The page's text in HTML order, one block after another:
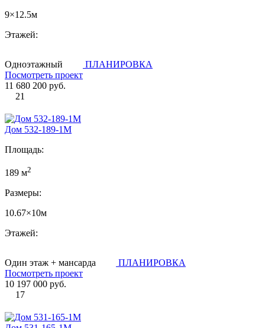
9×12.5м
Этажей:
Одноэтажный
ПЛАНИРОВКА
Посмотреть проект
11 680 200 руб.
21
Дом 532-189-1М
Площадь:
189 м2
Размеры:
10.67×10м
Этажей:
Один этаж + мансарда
ПЛАНИРОВКА
Посмотреть проект
10 197 000 руб.
17